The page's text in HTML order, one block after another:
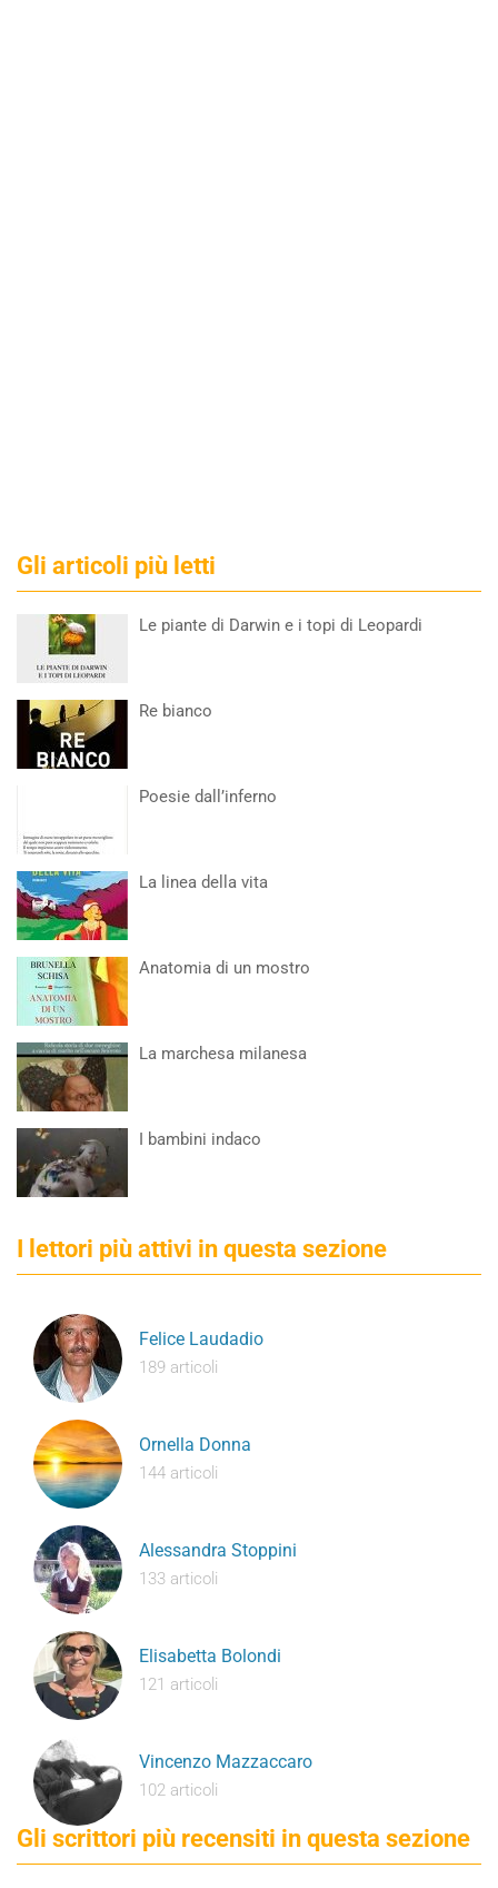
Gli articoli più letti
Le piante di Darwin e i topi di Leopardi
Re bianco
Poesie dall’inferno
La linea della vita
Anatomia di un mostro
La marchesa milanesa
I bambini indaco
I lettori più attivi in questa sezione
Felice Laudadio
189 articoli
Ornella Donna
144 articoli
Alessandra Stoppini
133 articoli
Elisabetta Bolondi
121 articoli
Vincenzo Mazzaccaro
102 articoli
Gli scrittori più recensiti in questa sezione